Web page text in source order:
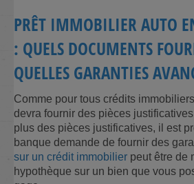
PRÊT IMMOBILIER AUTO
: QUELS DOCUMENTS
QUELLES GARANTIES
Comme pour tous crédits
devra fournir des pièces
plus des pièces justificatives, il est
banque demande de fournir des
sur un crédit immobilier peut être de
hypothèque sur un bien que vous